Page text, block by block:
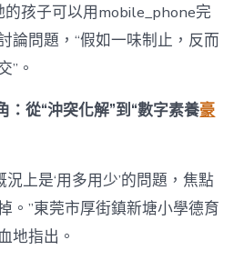
的孩子可以用mobile_phone完
論問題，“假如一味制止，反而
”。
：從“沖突化解”到“數字素養豪
上是‘用多用少’的問題，焦點
。”東莞市厚街鎮新塘小學德育
地指出。